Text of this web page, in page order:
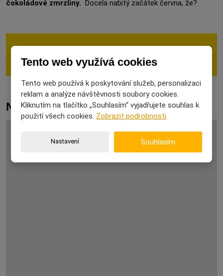
čokoládové zmrzliny. Docela nabitý začátek června, že?
Novinky
Tento web využívá cookies
Tento web používá k poskytování služeb, personalizaci
reklam a analýze návštěvnosti soubory cookies.
Kliknutím na tlačítko „Souhlasím“ vyjadřujete souhlas k
použití všech cookies. Zobrazit podrobnosti
Nastavení Souhlasím